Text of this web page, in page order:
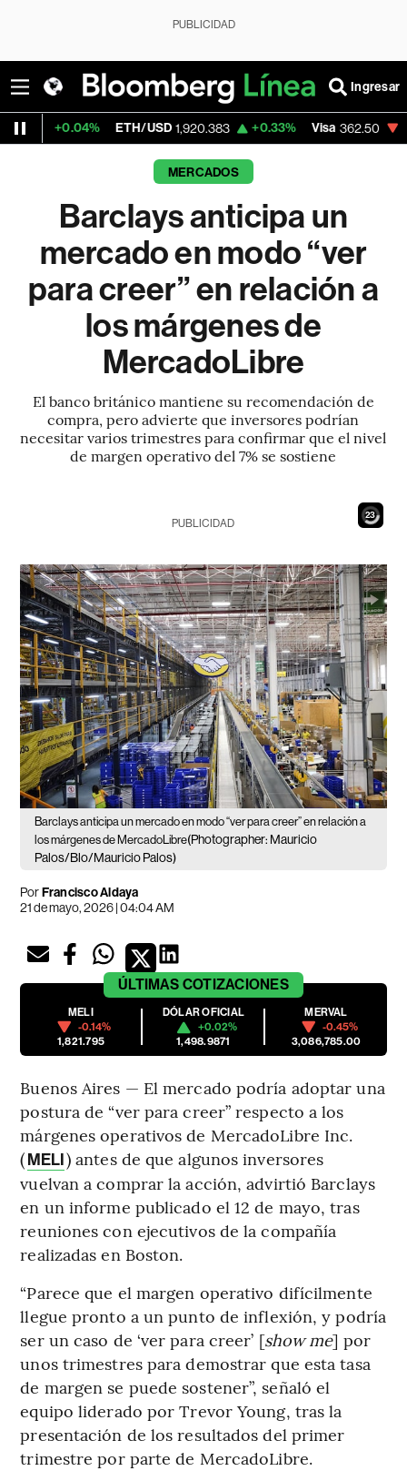
PUBLICIDAD
Ingresar
ETH/USD 1,920.383 +0.33% Visa 362.50 -2.15%
MERCADOS
Barclays anticipa un
mercado en modo “ver
para creer” en relación a
los márgenes de
MercadoLibre
El banco británico mantiene su recomendación de
compra, pero advierte que inversores podrían
necesitar varios trimestres para confirmar que el nivel
de margen operativo del 7% se sostiene
21
PUBLICIDAD
Barclays anticipa un mercado en modo “ver para creer” en relación a
los márgenes de MercadoLibre(Photographer: Mauricio
Palos/Blo/Mauricio Palos)
PorFrancisco Aldaya
21 de mayo, 2026 | 04:04 AM
ÚLTIMAS COTIZACIONES
MELI
-0.14%
1,821.795
DÓLAR OFICIAL
+0.02%
1,498.9871
MERVAL
-0.45%
3,086,785.00
Buenos Aires — El mercado podría adoptar una
postura de “ver para creer” respecto a los
márgenes operativos de MercadoLibre Inc.
(MELI) antes de que algunos inversores
vuelvan a comprar la acción, advirtió Barclays
en un informe publicado el 12 de mayo, tras
reuniones con ejecutivos de la compañía
realizadas en Boston.
“Parece que el margen operativo difícilmente
llegue pronto a un punto de inflexión, y podría
ser un caso de ‘ver para creer’ [show me] por
unos trimestres para demostrar que esta tasa
de margen se puede sostener”, señaló el
equipo liderado por Trevor Young, tras la
presentación de los resultados del primer
trimestre por parte de MercadoLibre.